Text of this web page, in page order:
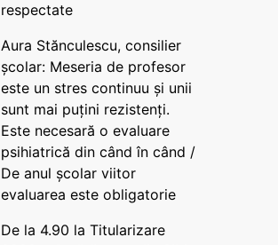
respectate
Aura Stănculescu, consilier
școlar: Meseria de profesor
este un stres continuu și unii
sunt mai puțini rezistenți.
Este necesară o evaluare
psihiatrică din când în când /
De anul școlar viitor
evaluarea este obligatorie
De la 4.90 la Titularizare